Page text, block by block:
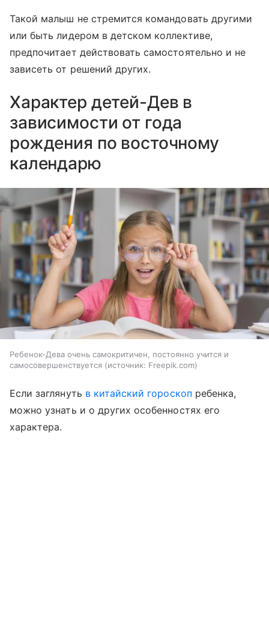
Такой малыш не стремится командовать другими
или быть лидером в детском коллективе,
предпочитает действовать самостоятельно и не
зависеть от решений других.
Характер детей-Дев в
зависимости от года
рождения по восточному
календарю
Ребенок-Дева очень самокритичен, постоянно учится и
самосовершенствуется
источник: Freepik.com
Если заглянуть в китайский гороскоп ребенка,
можно узнать и о других особенностях его
характера.